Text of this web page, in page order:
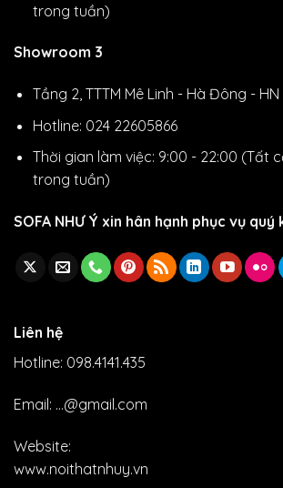
trong tuần)
Showroom 3
Tầng 2, TTTM Mê Linh - Hà Đông - HN
Hotline: 024 22605866
Thời gian làm việc: 9:00 - 22:00 (Tất
trong tuần)
SOFA NHƯ Ý xin hân hạnh phục vụ quý
Liên hệ
Hotline: 098.4141.435
Email: ...@gmail.com
Website:
www.noithatnhuy.vn